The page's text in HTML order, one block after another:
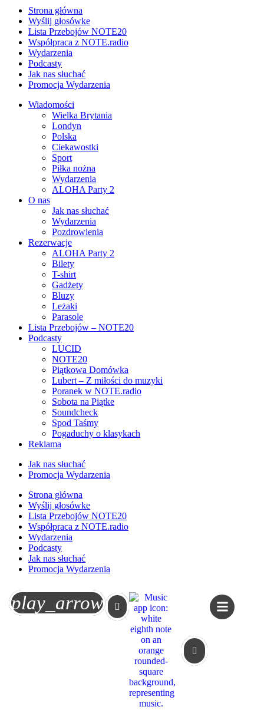
Strona główna
Wyślij głosówke
Lista Przebojów NOTE20
Współpraca z NOTE.radio
Wydarzenia
Podcasty
Jak nas słuchać
Promocja Wydarzenia
Wiadomości
Wielka Brytania
Londyn
Polska
Ciekawostki
Sport
Piłka nożna
Wydarzenia
ALOHA Party 2
O nas
Jak nas słuchać
Wydarzenia
Pozdrowienia
Rezerwacje
ALOHA Party 2
Bilety
T-shirt
Gadżety
Bluzy
Leżaki
Parasole
Lista Przebojów – NOTE20
Podcasty
LUCID
NOTE20
Piątkowa Domówka
Lubert – Z miłości do muzyki
Poranek w NOTE.radio
Sobota na Piątke
Soundcheck
Spod Taśmy
Pogaduchy o klasykach
Reklama
Jak nas słuchać
Promocja Wydarzenia
Strona główna
Wyślij głosówke
Lista Przebojów NOTE20
Współpraca z NOTE.radio
Wydarzenia
Podcasty
Jak nas słuchać
Promocja Wydarzenia
play_arrow